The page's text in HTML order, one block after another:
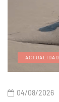
ACTUALIDAD
04/08/2026